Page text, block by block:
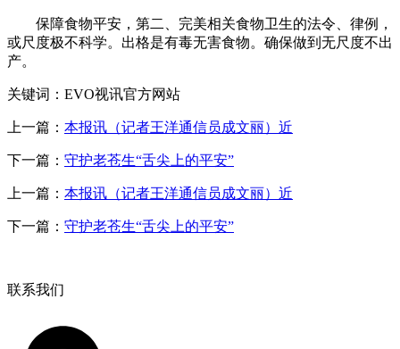
保障食物平安，第二、完美相关食物卫生的法令、律例，
或尺度极不科学。出格是有毒无害食物。确保做到无尺度不出
产。
关键词：EVO视讯官方网站
上一篇： 本报讯（记者王洋通信员成文丽）近
下一篇： 守护老苍生“舌尖上的平安”
上一篇： 本报讯（记者王洋通信员成文丽）近
下一篇： 守护老苍生“舌尖上的平安”
联系我们